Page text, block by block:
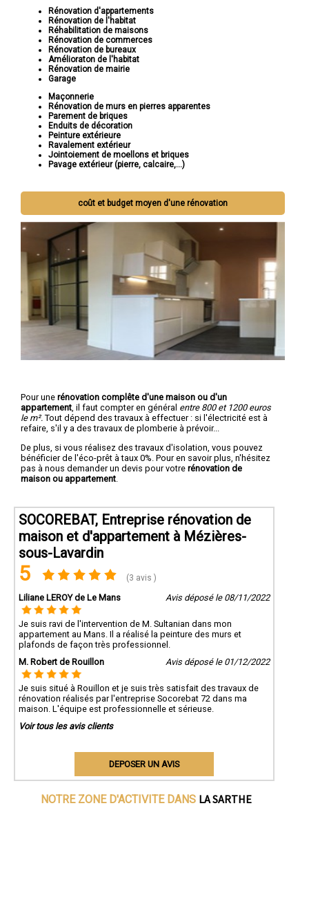
Rénovation d'appartements
Rénovation de l'habitat
Réhabilitation de maisons
Rénovation de commerces
Rénovation de bureaux
Amélioraton de l'habitat
Rénovation de mairie
Garage
Maçonnerie
Rénovation de murs en pierres apparentes
Parement de briques
Enduits de décoration
Peinture extérieure
Ravalement extérieur
Jointoiement de moellons et briques
Pavage extérieur (pierre, calcaire,...)
coût et budget moyen d'une rénovation
Pour une rénovation complête d'une maison ou d'un
appartement , il faut compter en général entre 800 et 1200 euros
le m². Tout dépend des travaux à effectuer : si l'électricité est à
refaire, s'il y a des travaux de plomberie à prévoir...
De plus, si vous réalisez des travaux d'isolation, vous pouvez
bénéficier de l'éco-prêt à taux 0%. Pour en savoir plus, n'hésitez
pas à nous demander un devis pour votre rénovation de
maison ou appartement
SOCOREBAT, Entreprise rénovation de
maison et d'appartement à Mézières-
sous-Lavardin
5 (3 avis )
Liliane LEROY de Le Mans Avis déposé le 08/11/2022
Je suis ravi de l'intervention de M. Sultanian dans mon
appartement au Mans. Il a réalisé la peinture des murs et
plafonds de façon très professionnel.
M. Robert de Rouillon
Avis déposé le 01/12/2022
Je suis situé à Rouillon et je suis très satisfait des travaux de
rénovation réalisés par l'entreprise Socorebat 72 dans ma
maison. L'équipe est professionnelle et sérieuse.
Voir tous les avis clients
DEPOSER UN AVIS
NOTRE ZONE D'ACTIVITE DANS LA SARTHE